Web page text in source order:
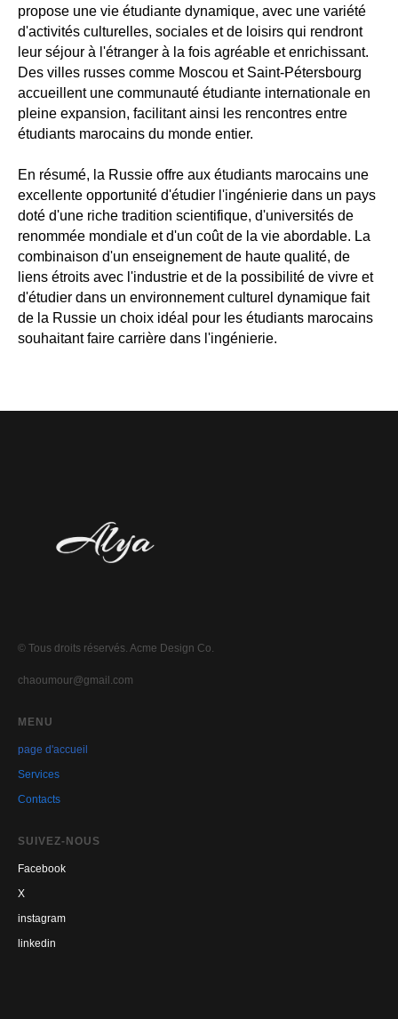
propose une vie étudiante dynamique, avec une variété
d'activités culturelles, sociales et de loisirs qui rendront
leur séjour à l'étranger à la fois agréable et enrichissant.
Des villes russes comme Moscou et Saint-Pétersbourg
accueillent une communauté étudiante internationale en
pleine expansion, facilitant ainsi les rencontres entre
étudiants marocains du monde entier.
En résumé, la Russie offre aux étudiants marocains une
excellente opportunité d'étudier l'ingénierie dans un pays
doté d'une riche tradition scientifique, d'universités de
renommée mondiale et d'un coût de la vie abordable. La
combinaison d'un enseignement de haute qualité, de
liens étroits avec l'industrie et de la possibilité de vivre et
d'étudier dans un environnement culturel dynamique fait
de la Russie un choix idéal pour les étudiants marocains
souhaitant faire carrière dans l'ingénierie.
© Tous droits réservés. Acme Design Co.
chaoumour@gmail.com
MENU
page d'accueil
Services
Contacts
SUIVEZ-NOUS
Facebook
X
instagram
linkedin